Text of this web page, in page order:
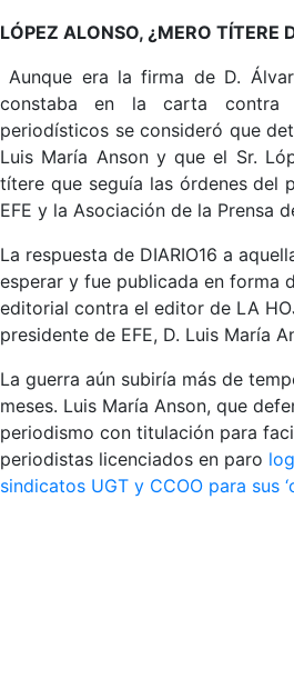
LÓPEZ ALONSO, ¿MERO TÍTERE
Aunque era la firma de D.
constaba en la carta contra
periodísticos se consideró que
Luis María Anson y que el Sr.
títere que seguía las órdenes del
EFE y la Asociación de la Prensa
La respuesta de DIARIO16 a
esperar y fue publicada en forma
editorial contra el editor de LA
presidente de EFE, D. Luis María
La guerra aún subiría más de
meses. Luis María Anson, que
periodismo con titulación para
periodistas licenciados en paro
sindicatos UGT y CCOO para sus